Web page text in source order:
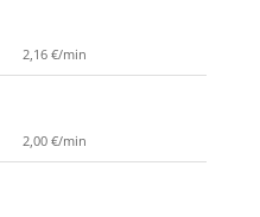
2,16 €/min
2,00 €/min